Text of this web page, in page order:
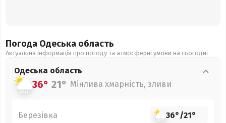
Погода Одеська область
Актуальна інформація про погоду та атмосферні умови на сьогодні
Одеська область
36° 21° Мінлива хмарність, зливи
Березівка 36°/21°